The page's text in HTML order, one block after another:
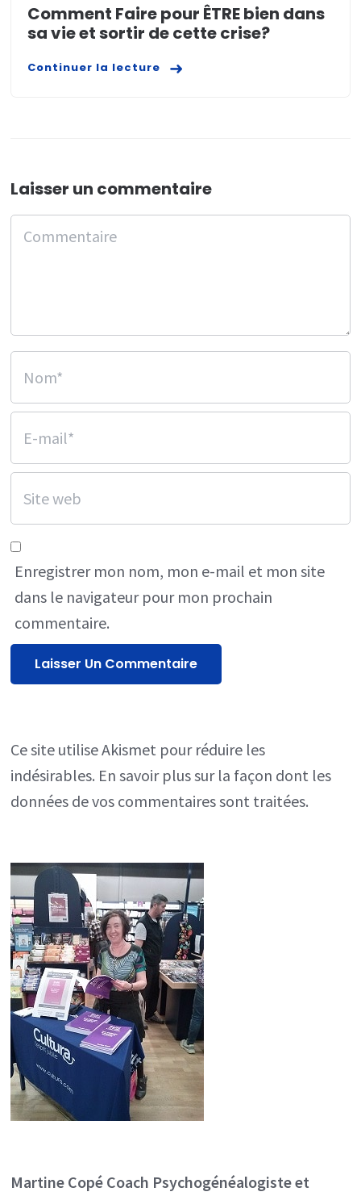
Comment Faire pour ÊTRE bien dans
sa vie et sortir de cette crise?
Continuer la lecture
Laisser un commentaire
Enregistrer mon nom, mon e-mail et mon site
dans le navigateur pour mon prochain
commentaire.
Ce site utilise Akismet pour réduire les
indésirables. En savoir plus sur la façon dont les
données de vos commentaires sont traitées.
Martine Copé Coach Psychogénéalogiste et